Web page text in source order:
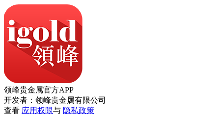
领峰贵金属官方APP
开发者：领峰贵金属有限公司
查看 应用权限与 隐私政策